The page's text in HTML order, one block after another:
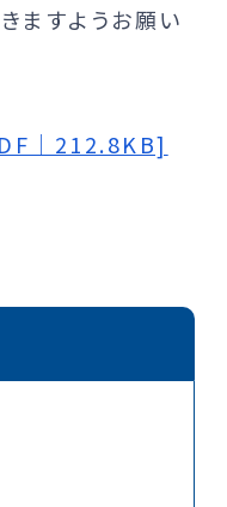
ますようお願い
｜212.8KB]